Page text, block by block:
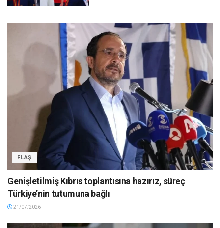
FLAŞ
Genişletilmiş Kıbrıs toplantısına hazırız, süreç
Türkiye’nin tutumuna bağlı
21/07/2026